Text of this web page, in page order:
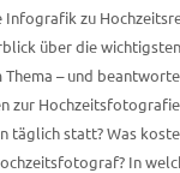
Infografik zu
über die
Thema – und
zur
täglich statt? Was
In